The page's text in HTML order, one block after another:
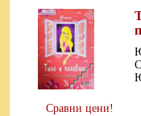
Сравни цени!